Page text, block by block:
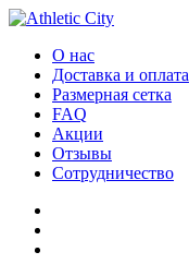
О нас
Доставка и оплата
Размерная сетка
FAQ
Акции
Отзывы
Сотрудничество